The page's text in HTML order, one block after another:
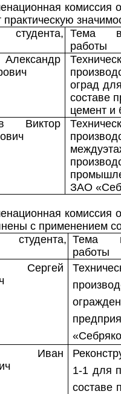
Тема
работы
оград
составе
цемент и
Виктор
ЗАО
с применением
Тема
работы
Сергей
Иван
1-1 для
составе